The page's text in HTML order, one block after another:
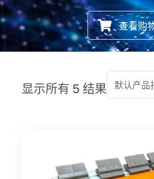
查看购
显示所有 5 结果